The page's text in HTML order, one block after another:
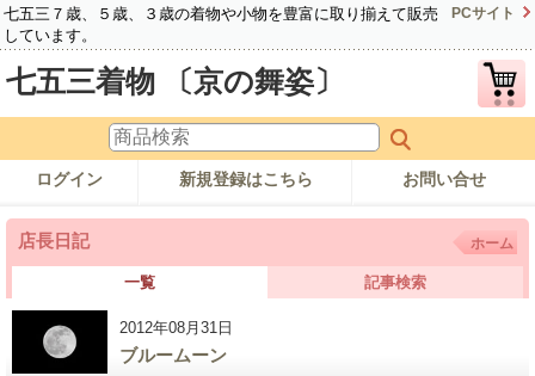
七五三７歳、５歳、３歳の着物や小物を豊富に取り揃えて販売
しています。
PCサイト
七五三着物 〔京の舞姿〕
ログイン 新規登録はこちら お問い合せ
店長日記 ホーム
一覧 記事検索
2012年08月31日
ブルームーン